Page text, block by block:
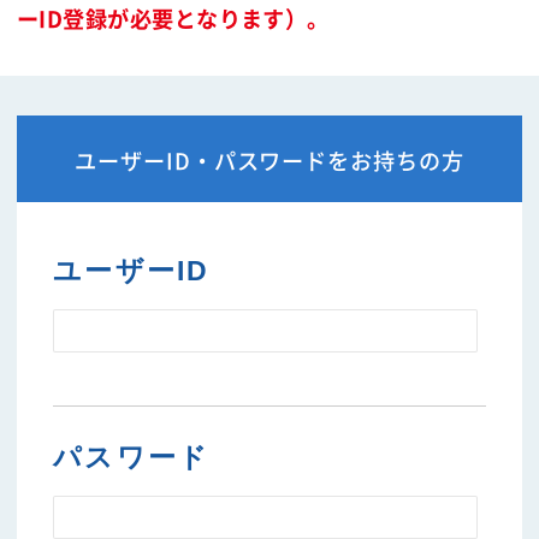
ーID登録が必要となります）。
ユーザーID・パスワードをお持ちの方
ユーザーID
パスワード